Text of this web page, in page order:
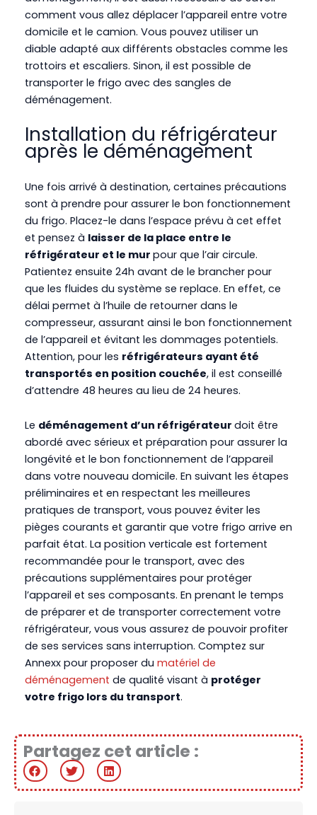
comment vous allez déplacer l’appareil entre votre
domicile et le camion. Vous pouvez utiliser un
diable adapté aux différents obstacles comme les
trottoirs et escaliers. Sinon, il est possible de
transporter le frigo avec des sangles de
déménagement.
Installation du réfrigérateur
après le déménagement
Une fois arrivé à destination, certaines précautions
sont à prendre pour assurer le bon fonctionnement
du frigo. Placez-le dans l’espace prévu à cet effet
et pensez à laisser de la place entre le
réfrigérateur et le mur pour que l’air circule.
Patientez ensuite 24h avant de le brancher pour
que les fluides du système se replace. En effet, ce
délai permet à l’huile de retourner dans le
compresseur, assurant ainsi le bon fonctionnement
de l’appareil et évitant les dommages potentiels.
Attention, pour les réfrigérateurs ayant été
transportés en position couchée, il est conseillé
d’attendre 48 heures au lieu de 24 heures.
Le déménagement d’un réfrigérateur doit être
abordé avec sérieux et préparation pour assurer la
longévité et le bon fonctionnement de l’appareil
dans votre nouveau domicile. En suivant les étapes
préliminaires et en respectant les meilleures
pratiques de transport, vous pouvez éviter les
pièges courants et garantir que votre frigo arrive en
parfait état. La position verticale est fortement
recommandée pour le transport, avec des
précautions supplémentaires pour protéger
l’appareil et ses composants. En prenant le temps
de préparer et de transporter correctement votre
réfrigérateur, vous vous assurez de pouvoir profiter
de ses services sans interruption. Comptez sur
Annexx pour proposer du matériel de
déménagement de qualité visant à protéger
votre frigo lors du transport.
Partagez cet article :